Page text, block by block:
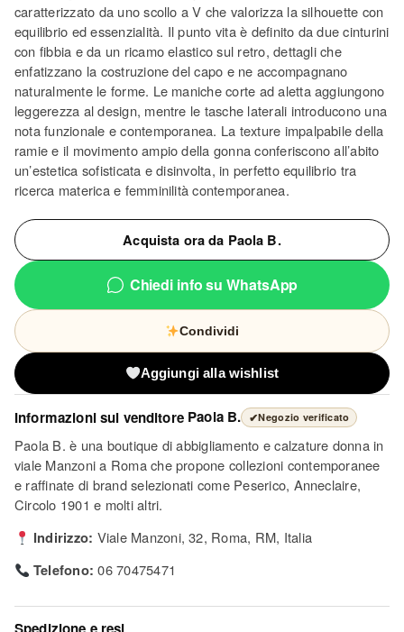
caratterizzato da uno scollo a V che valorizza la silhouette con
equilibrio ed essenzialità. Il punto vita è definito da due cinturini
con fibbia e da un ricamo elastico sul retro, dettagli che
enfatizzano la costruzione del capo e ne accompagnano
naturalmente le forme. Le maniche corte ad aletta aggiungono
leggerezza al design, mentre le tasche laterali introducono una
nota funzionale e contemporanea. La texture impalpabile della
ramie e il movimento ampio della gonna conferiscono all’abito
un’estetica sofisticata e disinvolta, in perfetto equilibrio tra
ricerca materica e femminilità contemporanea.
Acquista ora da Paola B.
Chiedi info su WhatsApp
Condividi
Aggiungi alla wishlist
Informazioni sul venditore Paola B. ✔Negozio verificato
Paola B. è una boutique di abbigliamento e calzature donna in
viale Manzoni a Roma che propone collezioni contemporanee
e raffinate di brand selezionati come Peserico, Anneclaire,
Circolo 1901 e molti altri.
Indirizzo: Viale Manzoni, 32, Roma, RM, Italia
Telefono: 06 70475471